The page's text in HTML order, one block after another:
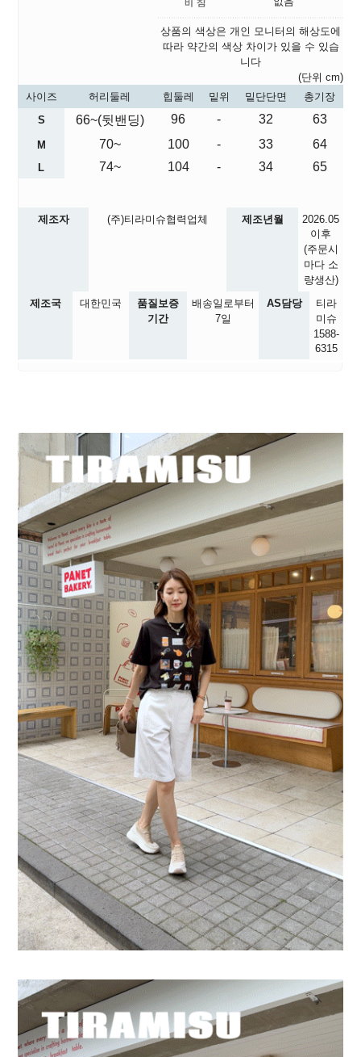
상품의 색상은 개인 모니터의 해상도에
따라 약간의 색상 차이가 있을 수 있습
니다
(단위 cm)
사이즈
허리둘레 힙둘레 밑위 밑단단면
총기장
S
66~(뒷밴딩) 96 - 32 63
M 70~ 100 - 33 64
L 74~ 104 - 34 65
제조자 (주)티라미슈협력업체 제조년월
2026.05
이후
(주문시
마다 소
량생산)
제조국
대한민국
품질보증
기간
배송일로부터
7일
AS담당
티라
미슈
1588-
6315